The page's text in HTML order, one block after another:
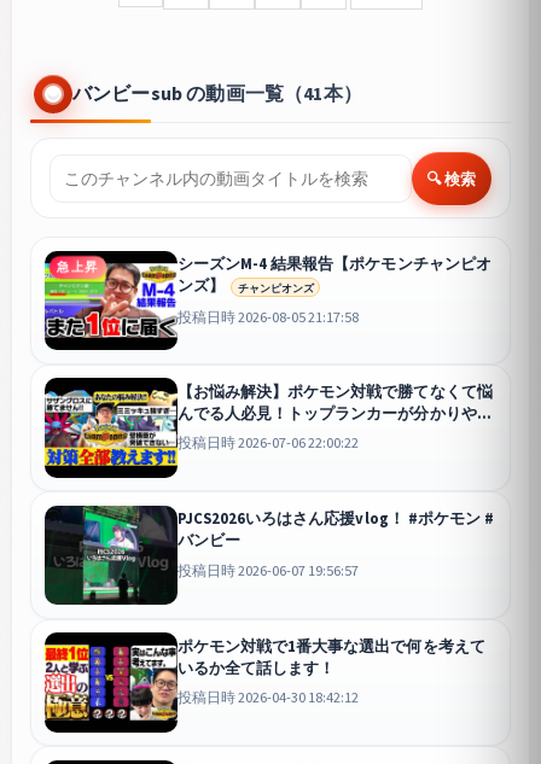
バンビーsub の動画一覧（41本）
🔍 検索
急上昇
シーズンM-4 結果報告【ポケモンチャンピオ
ンズ】
チャンピオンズ
投稿日時 2026-08-05 21:17:58
【お悩み解決】ポケモン対戦で勝てなくて悩
んでる人必見！トップランカーが分かりやす
く教えちゃいます！
投稿日時 2026-07-06 22:00:22
PJCS2026いろはさん応援vlog！ #ポケモン #
バンビー
投稿日時 2026-06-07 19:56:57
ポケモン対戦で1番大事な選出で何を考えて
いるか全て話します！
投稿日時 2026-04-30 18:42:12